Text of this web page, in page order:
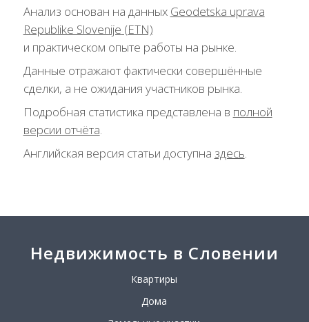
Анализ основан на данных Geodetska uprava
Republike Slovenije (ETN)
и практическом опыте работы на рынке.
Данные отражают фактически совершённые
сделки, а не ожидания участников рынка.
Подробная статистика представлена в полной
версии отчёта.
Английская версия статьи доступна здесь.
Недвижимость в Словении
Квартиры
Дома